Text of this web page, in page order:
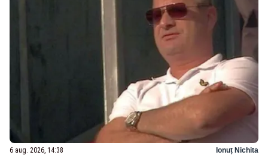
6 aug. 2026, 14:38 Ionuț Nichita